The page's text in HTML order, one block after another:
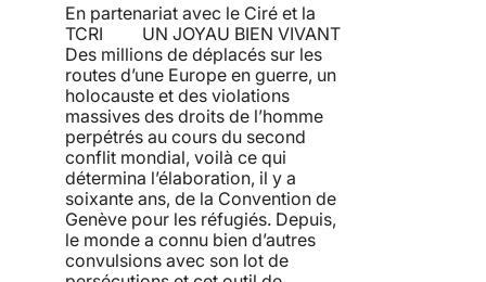
En partenariat avec le Ciré et la
TCRI UN JOYAU BIEN VIVANT
Des millions de déplacés sur les
routes d’une Europe en guerre, un
holocauste et des violations
massives des droits de l’homme
perpétrés au cours du second
conflit mondial, voilà ce qui
détermina l’élaboration, il y a
soixante ans, de la Convention de
Genève pour les réfugiés. Depuis,
le monde a connu bien d’autres
convulsions avec son lot de